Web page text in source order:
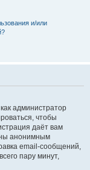
и/или
администратор
чтобы
даёт вам
анонимным
email-сообщений,
пару минут,